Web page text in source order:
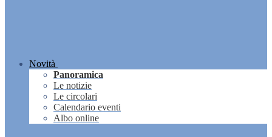
Novità
Panoramica
Le notizie
Le circolari
Calendario eventi
Albo online